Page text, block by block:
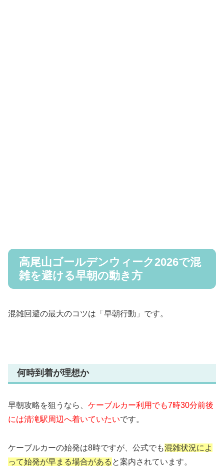
高尾山ゴールデンウィーク2026で混
雑を避ける早朝の動き方
混雑回避の最大のコツは「早朝行動」です。
何時到着が理想か
早朝攻略を狙うなら、 ケーブルカー利用でも7時30分前後
には清滝駅周辺へ着いていたいです。
ケーブルカーの始発は8時ですが、公式でも混雑状況によ
って始発が早まる場合がある と案内されています。